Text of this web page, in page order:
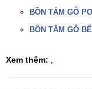
BỒN TẮM GỖ
BỒN TẮM GỖ
Xem thêm: